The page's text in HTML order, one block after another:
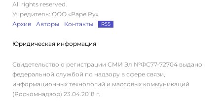
All rights reserved.
Учредитель: ООО «Раре.Ру»
Архив
Авторы Контакты RSS
Юридическая информация
Свидетельство о регистрации СМИ Эл №ФС77-72704 выдано
федеральной службой по надзору в сфере связи,
информационных технологий и массовых коммуникаций
(Роскомнадзор) 23.04.2018 г.